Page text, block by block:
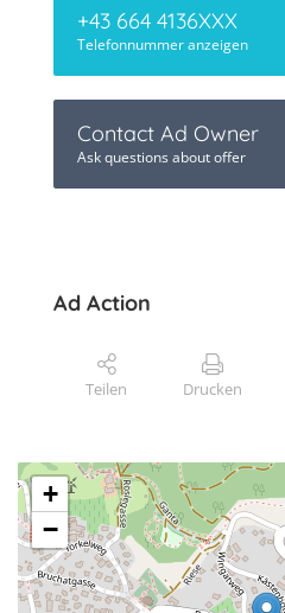
+43 664 4136XXX
Telefonnummer anzeigen
Contact Ad Owner
Ask questions about offer
Ad Action
Teilen Drucken
+
−